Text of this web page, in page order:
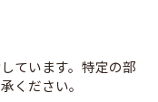
ています。特定の部
ください。